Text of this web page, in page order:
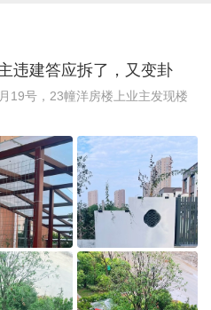
违建答应拆了，又变卦
19号，23幢洋房楼上业主发现楼